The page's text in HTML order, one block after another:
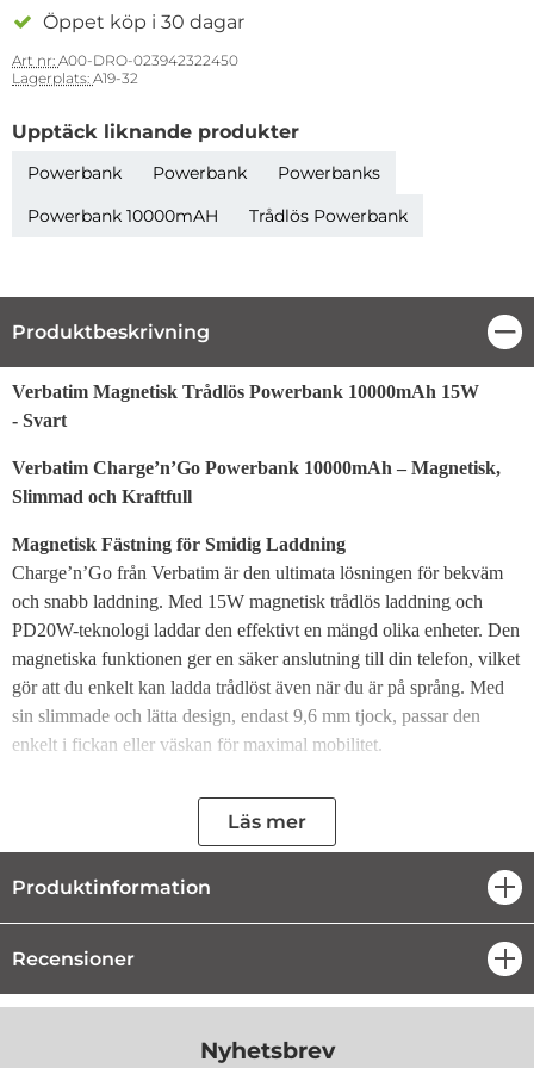
Öppet köp i 30 dagar
Art nr: A00-DRO-023942322450
Lagerplats: A19-32
Upptäck liknande produkter
Powerbank Powerbank
Powerbanks
Powerbank 10000mAH
Trådlös Powerbank
Produktbeskrivning
Produktbeskrivning
Verbatim Magnetisk Trådlös Powerbank 10000mAh 15W
- Svart
Verbatim Charge’n’Go Powerbank 10000mAh – Magnetisk,
Slimmad och Kraftfull
Magnetisk Fästning för Smidig Laddning
Charge’n’Go från Verbatim är den ultimata lösningen för bekväm
och snabb laddning. Med 15W magnetisk trådlös laddning och
PD20W-teknologi laddar den effektivt en mängd olika enheter. Den
magnetiska funktionen ger en säker anslutning till din telefon, vilket
gör att du enkelt kan ladda trådlöst även när du är på språng. Med
sin slimmade och lätta design, endast 9,6 mm tjock, passar den
enkelt i fickan eller väskan för maximal mobilitet.
Oavsett om du reser, pendlar, deltar i evenemang eller njuter av
utomhusaktiviteter säkerställer Charge’n’Go att du aldrig blir utan
ström. Den mångsidiga, tvåvägs USB-C®-porten är kompatibel
Charge’n’Go är utrustad med omfattande skyddsfunktioner,
inklusive överladdningsskydd, vilket ger trygg och effektiv
Läs mer
Produktinformation
Recensioner
Nyhetsbrev